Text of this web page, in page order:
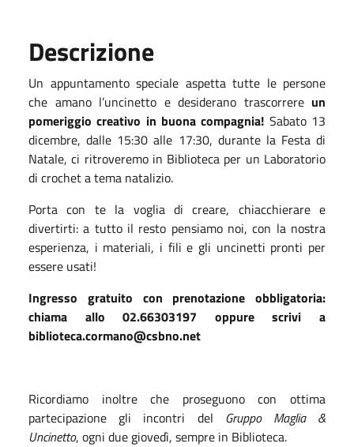
Descrizione
Un appuntamento speciale aspetta tutte le persone
che amano l’uncinetto e desiderano trascorrere un
pomeriggio creativo in buona compagnia! Sabato 13
dicembre, dalle 15:30 alle 17:30, durante la Festa di
Natale, ci ritroveremo in Biblioteca per un Laboratorio
di crochet a tema natalizio.
Porta con te la voglia di creare, chiacchierare e
divertirti: a tutto il resto pensiamo noi, con la nostra
esperienza, i materiali, i fili e gli uncinetti pronti per
essere usati!
Ingresso gratuito con prenotazione obbligatoria:
chiama allo 02.66303197 oppure scrivi a
biblioteca.cormano@csbno.net
Ricordiamo inoltre che proseguono con ottima
partecipazione gli incontri del Gruppo Maglia &
Uncinetto, ogni due giovedì, sempre in Biblioteca.